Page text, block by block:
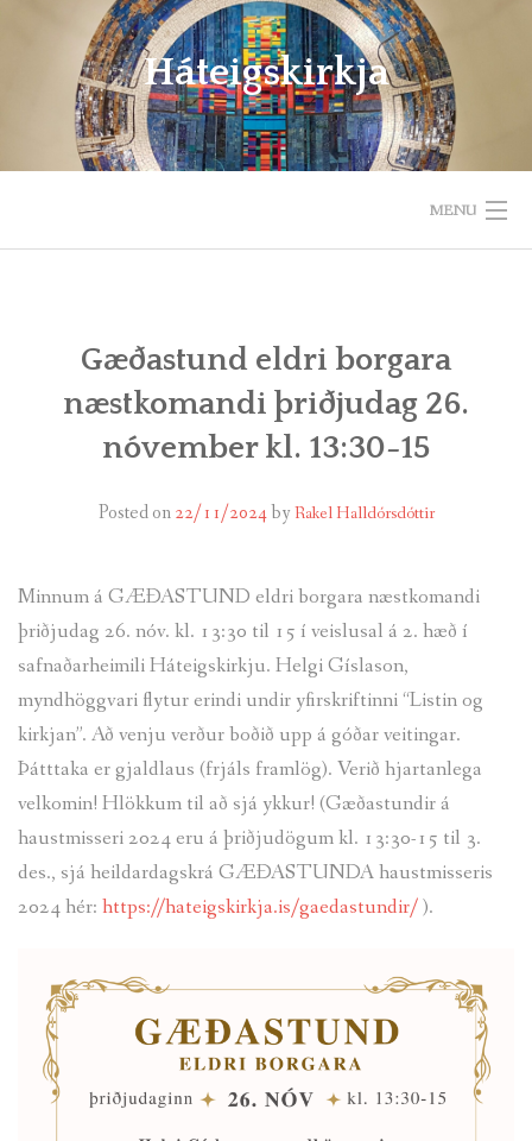
Háteigskirkja
MENU
UM HÁTEIGSKIRKJU
HELGIHALD
BÖRN OG UNGLINGAR
GÆÐASTUNDIR
GALLERÍ GÖNG
Gæðastund eldri borgara
næstkomandi þriðjudag 26.
nóvember kl. 13:30-15
Posted on22/11/2024by Rakel Halldórsdóttir
Minnum á GÆÐASTUND eldri borgara næstkomandi
þriðjudag 26. nóv. kl. 13:30 til 15 í veislusal á 2. hæð í
safnaðarheimili Háteigskirkju. Helgi Gíslason,
myndhöggvari flytur erindi undir yfirskriftinni “Listin og
kirkjan”. Að venju verður boðið upp á góðar veitingar.
Þátttaka er gjaldlaus (frjáls framlög). Verið hjartanlega
velkomin! Hlökkum til að sjá ykkur! (Gæðastundir á
haustmisseri 2024 eru á þriðjudögum kl. 13:30-15 til 3.
des., sjá heildardagskrá GÆÐASTUNDA haustmisseris
2024 hér: https://hateigskirkja.is/gaedastundir/).